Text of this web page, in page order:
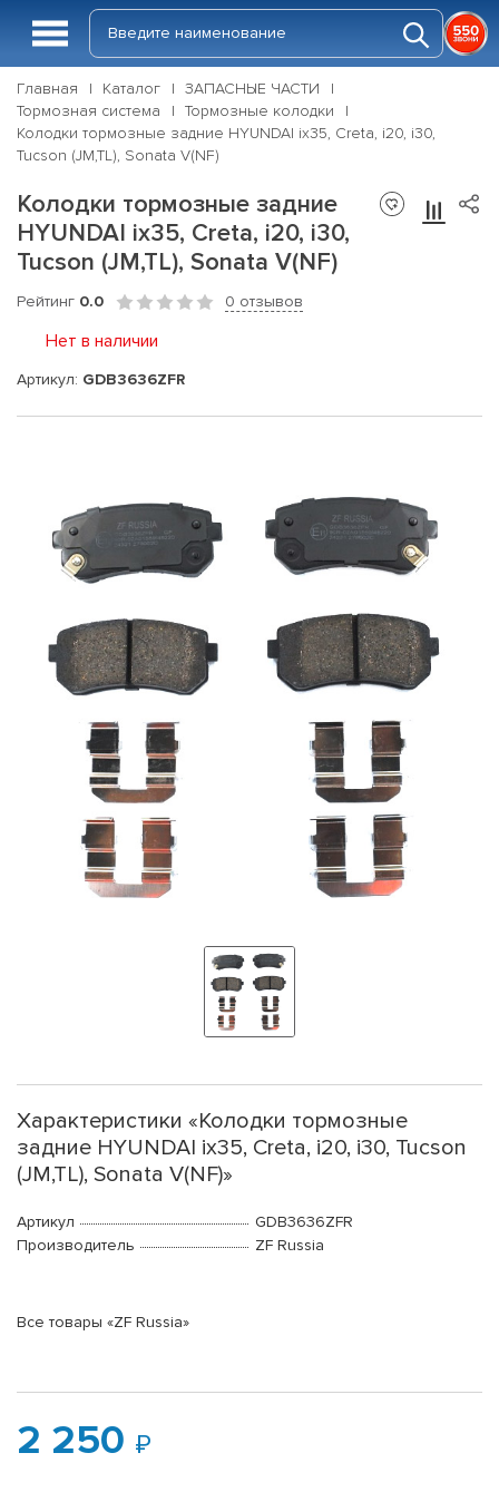
Главная Каталог
ЗАПАСНЫЕ ЧАСТИ
Тормозная система
Тормозные колодки
Колодки тормозные задние HYUNDAI ix35, Creta, i20, i30,
Tucson (JM,TL), Sonata V(NF)
Колодки тормозные задние
HYUNDAI ix35, Creta, i20, i30,
Tucson (JM,TL), Sonata V(NF)
Рейтинг 0.0 0 отзывов
Нет в наличии
Артикул: GDB3636ZFR
Характеристики «Колодки тормозные
задние HYUNDAI ix35, Creta, i20, i30, Tucson
(JM,TL), Sonata V(NF)»
Артикул
GDB3636ZFR
Производитель
ZF Russia
Все товары «ZF Russia»
2 250